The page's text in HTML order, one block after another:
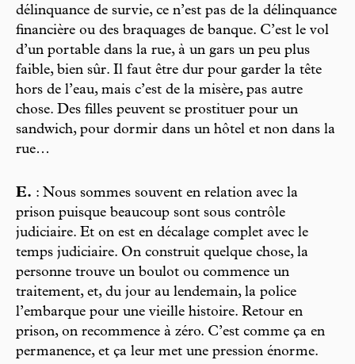
délinquance de survie, ce n’est pas de la délinquance
financière ou des braquages de banque. C’est le vol
d’un portable dans la rue, à un gars un peu plus
faible, bien sûr. Il faut être dur pour garder la tête
hors de l’eau, mais c’est de la misère, pas autre
chose. Des filles peuvent se prostituer pour un
sandwich, pour dormir dans un hôtel et non dans la
rue…
E. : Nous sommes souvent en relation avec la
prison puisque beaucoup sont sous contrôle
judiciaire. Et on est en décalage complet avec le
temps judiciaire. On construit quelque chose, la
personne trouve un boulot ou commence un
traitement, et, du jour au lendemain, la police
l’embarque pour une vieille histoire. Retour en
prison, on recommence à zéro. C’est comme ça en
permanence, et ça leur met une pression énorme.